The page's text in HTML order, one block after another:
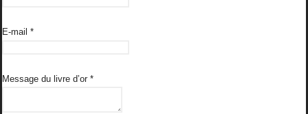
E-mail *
Message du livre d’or *